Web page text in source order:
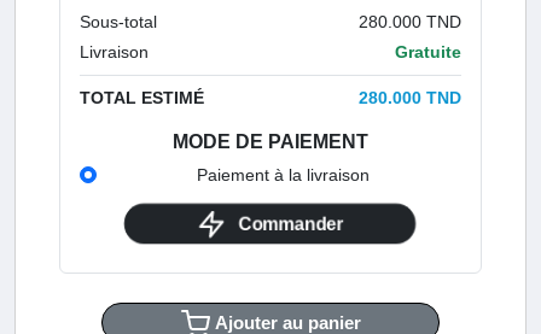
Sous-total
280.000 TND
Livraison
Gratuite
TOTAL ESTIMÉ 280.000 TND
MODE DE PAIEMENT
Paiement à la livraison
Commander
Ajouter au panier